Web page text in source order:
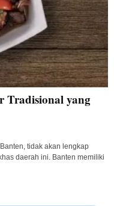
Tradisional yang
tidak akan lengkap
daerah ini. Banten memiliki